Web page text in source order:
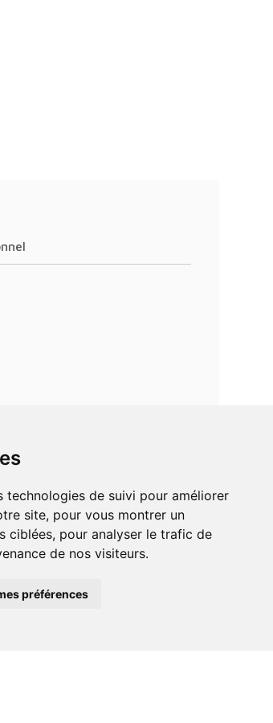
site, pour vous montrer un
ciblées, pour analyser le trafic de
de nos visiteurs.
préférences